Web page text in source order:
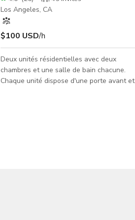
Los Angeles, CA
$100 USD/h
Deux unités résidentielles avec deux
chambres et une salle de bain chacune.
Chaque unité dispose d'une porte avant et